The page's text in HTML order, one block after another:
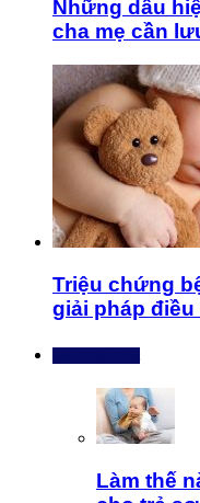
Những dấu
cha mẹ cần
Triệu chứng
giải pháp
Làm thế